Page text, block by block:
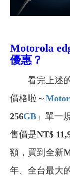
Motorola
優惠？
看完上述的
價格啦～
256GB 」單一
售價是NT$
額，買到全新
年、全台最大